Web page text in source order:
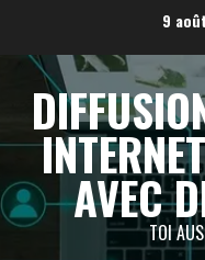
contenu
9
AVEC
TOI